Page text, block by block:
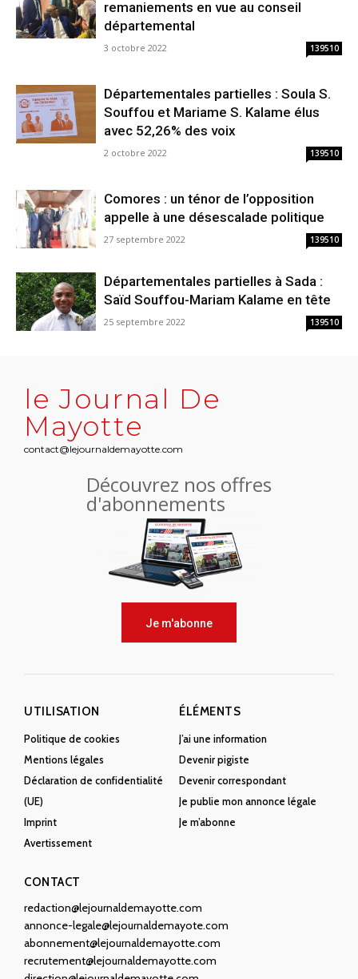
remaniements en vue au conseil
départemental
3 octobre 2022 139510
Départementales partielles : Soula S.
Souffou et Mariame S. Kalame élus
avec 52,26% des voix
2 octobre 2022 139510
Comores : un ténor de l’opposition
appelle à une désescalade politique
27 septembre 2022 139510
Départementales partielles à Sada :
Saïd Souffou-Mariam Kalame en tête
25 septembre 2022 139510
le Journal De
Mayotte
contact@lejournaldemayotte.com
Découvrez nos offres
d'abonnements
Je m'abonne
UTILISATION
Politique de cookies
Mentions légales
Déclaration de confidentialité
(UE)
Imprint
Avertissement
ÉLÉMENTS
J’ai une information
Devenir pigiste
Devenir correspondant
Je publie mon annonce légale
Je m’abonne
CONTACT
redaction@lejournaldemayotte.com
annonce-legale@lejournaldemayote.com
abonnement@lejournaldemayotte.com
recrutement@lejournaldemayotte.com